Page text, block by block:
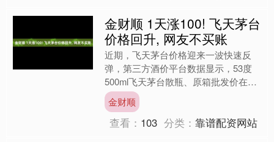
金财顺 1天涨100! 飞天茅台
价格回升, 网友不买账
近期，飞天茅台价格迎来一波快速反
弹，第三方酒价平台数据显示，53度
500ml飞天茅台散瓶、原箱批发价在单
日涨幅最高接近100元，从12月初跌破
1499元官方指导....
金财顺
查看： 103 分类：靠谱配资网站